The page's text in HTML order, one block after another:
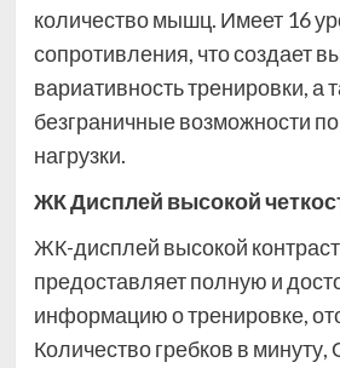
количество мышц. Имеет 16
сопротивления, что создает
вариативность тренировки, а
безграничные возможности
нагрузки.
ЖК Дисплей высокой
ЖК-дисплей высокой
предоставляет полную и
информацию о тренировке,
Количество гребков в